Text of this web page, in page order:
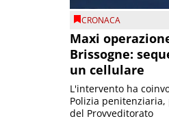
CRONACA
Maxi
Brissogne:
un cellulare
L'intervento ha
Polizia
del Provveditorato